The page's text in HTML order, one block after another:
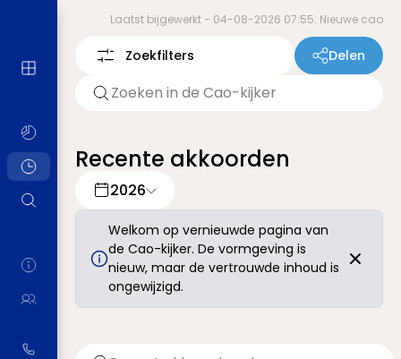
Laatst bijgewerkt - 04-08-2026 07:55: Nieuwe cao
Zoekfilters Delen
Recente akkoorden
2026
Welkom op vernieuwde pagina van
de Cao-kijker. De vormgeving is
nieuw, maar de vertrouwde inhoud is
ongewijzigd.